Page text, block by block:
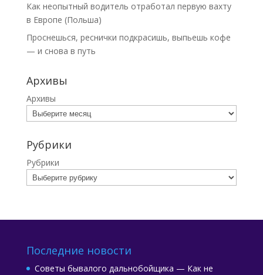
Как неопытный водитель отработал первую вахту
в Европе (Польша)
Проснешься, реснички подкрасишь, выпьешь кофе
— и снова в путь
Архивы
Архивы
Рубрики
Рубрики
Последние новости
Советы бывалого дальнобойщика — Как не